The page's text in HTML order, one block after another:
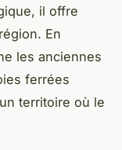
il offre
En
les anciennes
ferrées
territoire où le